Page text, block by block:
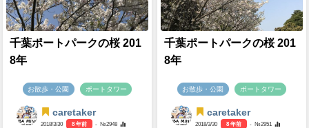
千葉ポートパークの桜 201
8年
お散歩・公園 ポートタワー
caretaker
2018/3/30 8 年前
- №2948
千葉ポートパークの桜 201
8年
お散歩・公園 ポートタワー
caretaker
2018/3/30 8 年前
- №2951